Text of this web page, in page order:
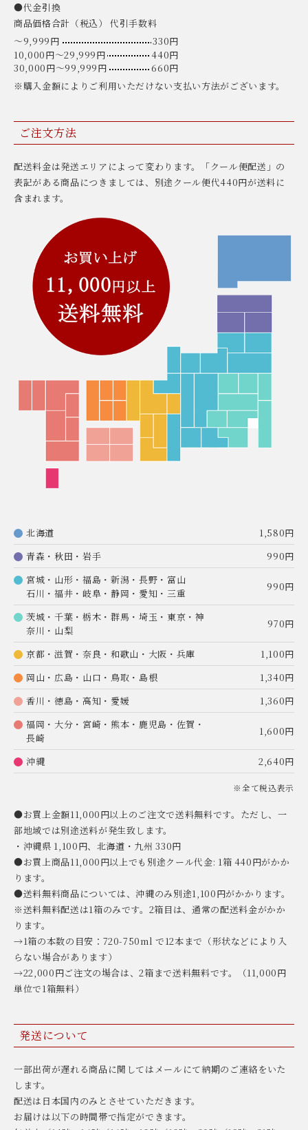
●代金引換
商品価格合計（税込） 代引手数料
〜9,999円
330円
10,000円〜29,999円
440円
30,000円〜99,999円
660円
※購入金額によりご利用いただけない支払い方法がございます。
ご注文方法
配送料金は発送エリアによって変わります。「クール便配送」の
表記がある商品につきましては、別途クール便代440円が送料に
含まれます。
北海道
1,580円
青森・秋田・岩手
990円
宮城・山形・福島・新潟・長野・富山
石川・福井・岐阜・静岡・愛知・三重
990円
茨城・千葉・栃木・群馬・埼玉・東京・神
奈川・山梨
970円
京都・滋賀・奈良・和歌山・大阪・兵庫
1,100円
岡山・広島・山口・鳥取・島根
1,340円
香川・徳島・高知・愛媛
1,360円
福岡・大分・宮崎・熊本・鹿児島・佐賀・
長崎
1,600円
沖縄 2,640円
※全て税込表示
●お買上金額11,000円以上のご注文で送料無料です。ただし、一
部地域では別途送料が発生致します。
・沖縄県 1,100円、北海道・九州 330円
●お買上商品11,000円以上でも別途クール代金: 1箱 440円がかか
ります。
●送料無料商品については、沖縄のみ別途1,100円がかかります。
※送料無料配送は1箱のみです。2箱目は、通常の配送料金がかか
ります。
→1箱の本数の目安：720-750ml で12本まで（形状などにより入
らない場合があります）
→22,000円ご注文の場合は、2箱まで送料無料です。（11,000円
単位で1箱無料）
発送について
一部出荷が遅れる商品に関してはメールにて納期のご連絡をいた
します。
配送は日本国内のみとさせていただきます。
お届けは以下の時間帯で指定ができます。